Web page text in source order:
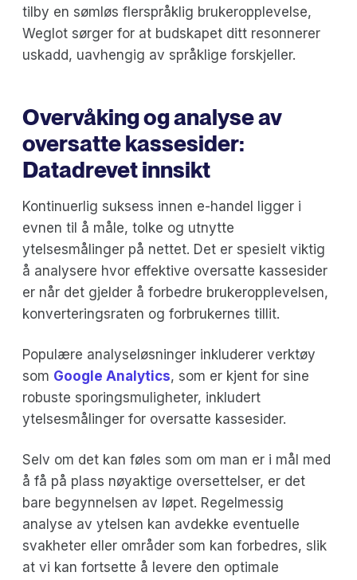
tilby en sømløs flerspråklig brukeropplevelse,
Weglot sørger for at budskapet ditt resonnerer
uskadd, uavhengig av språklige forskjeller.
Overvåking og analyse av
oversatte kassesider:
Datadrevet innsikt
Kontinuerlig suksess innen e-handel ligger i
evnen til å måle, tolke og utnytte
ytelsesmålinger på nettet. Det er spesielt viktig
å analysere hvor effektive oversatte kassesider
er når det gjelder å forbedre brukeropplevelsen,
konverteringsraten og forbrukernes tillit.
Populære analyseløsninger inkluderer verktøy
som Google Analytics, som er kjent for sine
robuste sporingsmuligheter, inkludert
ytelsesmålinger for oversatte kassesider.
Selv om det kan føles som om man er i mål med
å få på plass nøyaktige oversettelser, er det
bare begynnelsen av løpet. Regelmessig
analyse av ytelsen kan avdekke eventuelle
svakheter eller områder som kan forbedres, slik
at vi kan fortsette å levere den optimale